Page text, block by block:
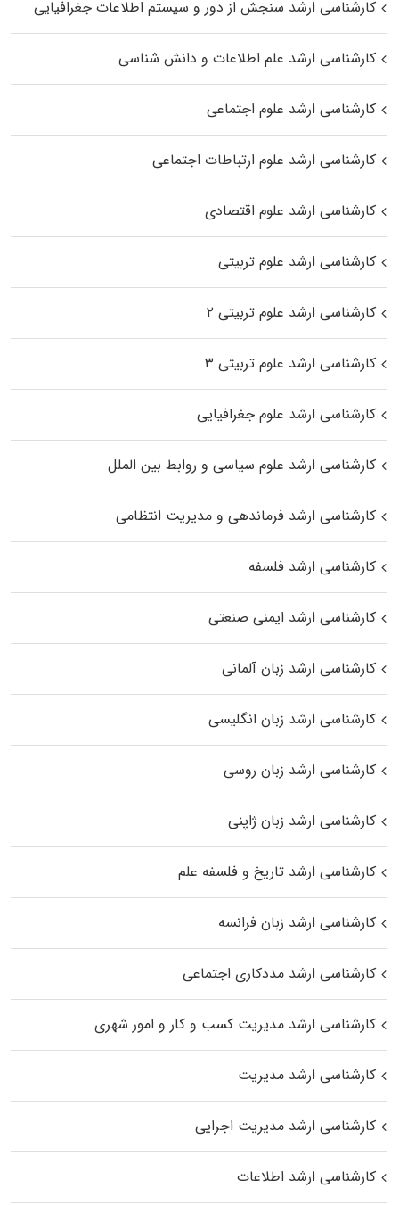
کارشناسی ارشد سنجش از دور و سیستم اطلاعات جغرافیایی
کارشناسی ارشد علم اطلاعات و دانش شناسی
کارشناسی ارشد علوم اجتماعی
کارشناسی ارشد علوم ارتباطات اجتماعی
کارشناسی ارشد علوم اقتصادی
کارشناسی ارشد علوم تربیتی
کارشناسی ارشد علوم تربیتی ۲
کارشناسی ارشد علوم تربیتی ۳
کارشناسی ارشد علوم جغرافیایی
کارشناسی ارشد علوم سیاسی و روابط بین الملل
کارشناسی ارشد فرماندهی و مدیریت انتظامی
کارشناسی ارشد فلسفه
کارشناسی ارشد ایمنی صنعتی
کارشناسی ارشد زبان آلمانی
کارشناسی ارشد زبان انگلیسی
کارشناسی ارشد زبان روسی
کارشناسی ارشد زبان ژاپنی
کارشناسی ارشد تاریخ و فلسفه علم
کارشناسی ارشد زبان فرانسه
کارشناسی ارشد مددکاری اجتماعی
کارشناسی ارشد مدیریت کسب و کار و امور شهری
کارشناسی ارشد مدیریت
کارشناسی ارشد مدیریت اجرایی
کارشناسی ارشد اطلاعات